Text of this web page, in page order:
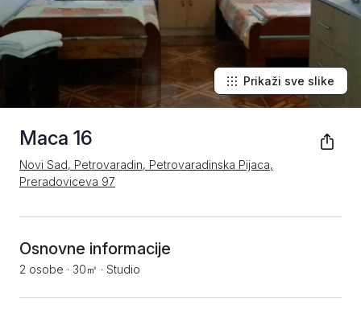
Maca 16
Novi Sad, Petrovaradin, Petrovaradinska Pijaca,
Preradoviceva 97
Prikaži sve slike
Osnovne informacije
2 osobe · 30㎡ · Studio